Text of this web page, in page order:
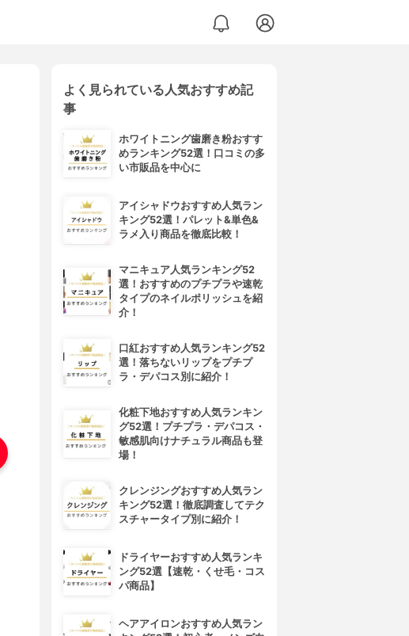
よく見られている人気おすすめ記
事
ホワイトニング歯磨き粉おすす
めランキング52選！口コミの多
い市販品を中心に
アイシャドウおすすめ人気ラン
キング52選！パレット&単色&
ラメ入り商品を徹底比較！
マニキュア人気ランキング52
選！おすすめのプチプラや速乾
タイプのネイルポリッシュを紹
介！
口紅おすすめ人気ランキング52
選！落ちないリップをプチプ
ラ・デパコス別に紹介！
化粧下地おすすめ人気ランキン
グ52選！プチプラ・デパコス・
敏感肌向けナチュラル商品も登
場！
クレンジングおすすめ人気ラン
キング52選！徹底調査してテク
スチャータイプ別に紹介！
ドライヤーおすすめ人気ランキ
ング52選【速乾・くせ毛・コス
パ商品】
ヘアアイロンおすすめ人気ラン